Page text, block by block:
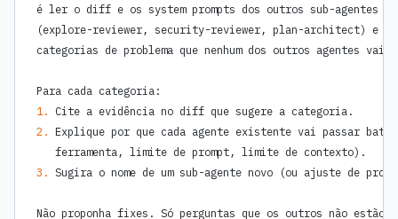
é ler o diff e os system prompts dos outros sub-agentes
(explore-reviewer, security-reviewer, plan-architect) e
categorias de problema que nenhum dos outros agentes vai
Para cada categoria:
1.
Cite a evidência no diff que sugere a categoria.
2. Explique por que cada agente existente vai passar
   ferramenta, limite de prompt, limite de contexto).
3. Sugira o nome de um sub-agente novo (ou ajuste de
Não proponha fixes. Só perguntas que os outros não estão